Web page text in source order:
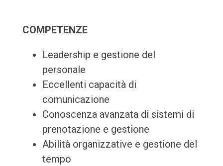
COMPETENZE
Leadership e gestione del
personale
Eccellenti capacità di
comunicazione
Conoscenza avanzata di sistemi di
prenotazione e gestione
Abilità organizzative e gestione del
tempo